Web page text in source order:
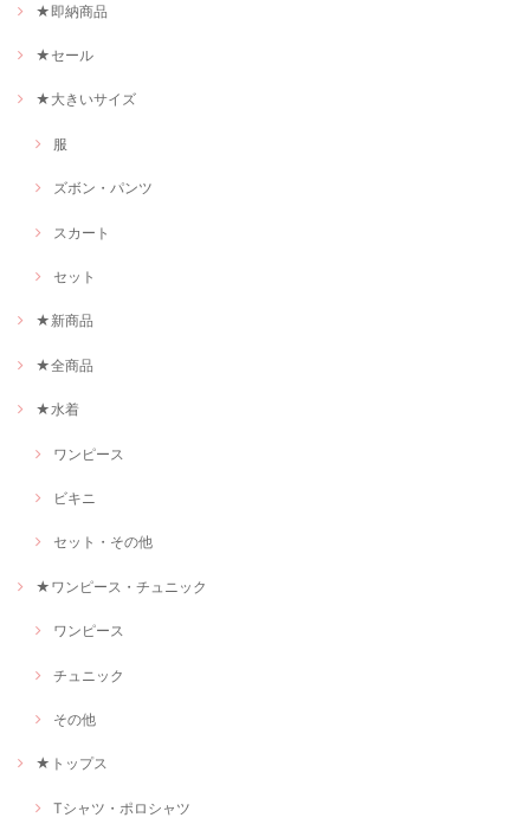
★即納商品
★セール
★大きいサイズ
服
ズボン・パンツ
スカート
セット
★新商品
★全商品
★水着
ワンピース
ビキニ
セット・その他
★ワンピース・チュニック
ワンピース
チュニック
その他
★トップス
Tシャツ・ポロシャツ